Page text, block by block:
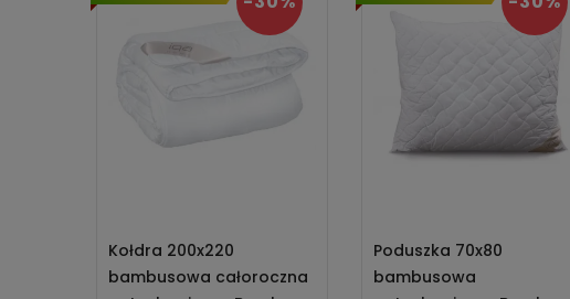
Kołdra 200x220
bambusowa całoroczna
Poduszka 70x80
bambusowa